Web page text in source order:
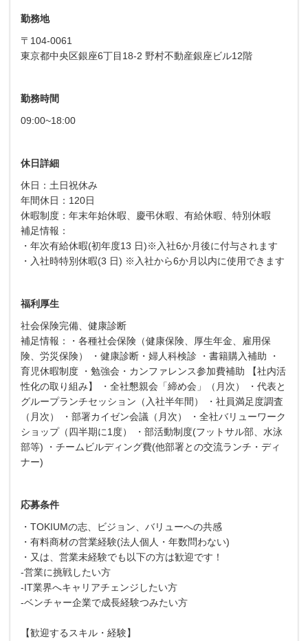
勤務地
〒104-0061
東京都中央区銀座6丁目18-2 野村不動産銀座ビル12階
勤務時間
09:00~18:00
休日詳細
休日：土日祝休み
年間休日：120日
休暇制度：年末年始休暇、慶弔休暇、有給休暇、特別休暇
補足情報：
・年次有給休暇(初年度13 日)※入社6か月後に付与されます
・入社時特別休暇(3 日) ※入社から6か月以内に使用できます
福利厚生
社会保険完備、健康診断
補足情報：・各種社会保険（健康保険、厚生年金、雇用保
険、労災保険） ・健康診断・婦人科検診 ・書籍購入補助 ・
育児休暇制度 ・勉強会・カンファレンス参加費補助 【社内活
性化の取り組み】 ・全社懇親会「締め会」（月次） ・代表と
グループランチセッション（入社半年間） ・社員満足度調査
（月次） ・部署カイゼン会議（月次） ・全社バリューワーク
ショップ（四半期に1度） ・部活動制度(フットサル部、水泳
部等) ・チームビルディング費(他部署との交流ランチ・ディ
ナー)
応募条件
・TOKIUMの志、ビジョン、バリューへの共感
・有料商材の営業経験(法人個人・年数問わない)
・又は、営業未経験でも以下の方は歓迎です！
-営業に挑戦したい方
-IT業界へキャリアチェンジしたい方
-ベンチャー企業で成長経験つみたい方
【歓迎するスキル・経験】